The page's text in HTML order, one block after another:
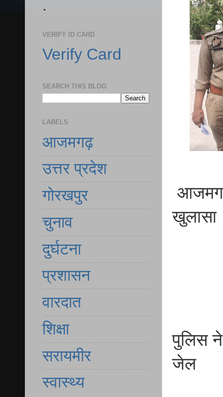
खुलासा
पुलिस ने
जेल
.
VERIFY ID CARD
Verify Card
SEARCH THIS BLOG
LABELS
आजमगढ़
उत्तर प्रदेश
गोरखपुर
चुनाव
दुर्घटना
प्रशासन
वारदात
शिक्षा
सरायमीर
स्वास्थ्य